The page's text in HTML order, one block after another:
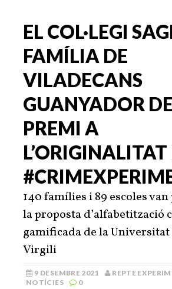
EL COL·LEGI
FAMÍLIA DE
VILADECANS
GUANYADOR
PREMI A
L’ORIGINALITAT
140 famílies i 89 escoles
la proposta d’alfabetització
gamificada de la
Virgili
9 DESEMBRE 2021
REPTE
NOTÍCIES
0